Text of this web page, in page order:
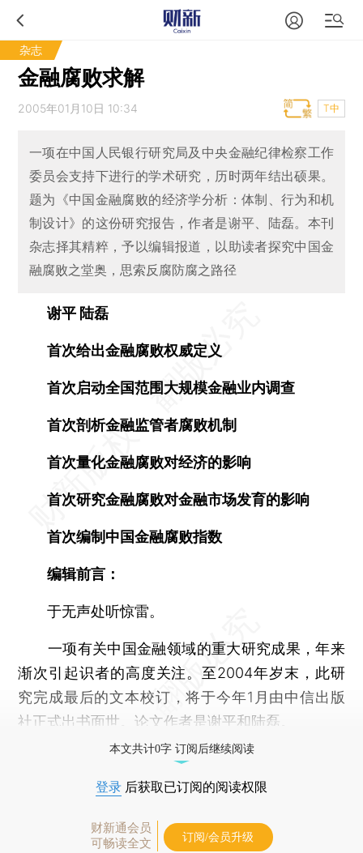
杂志
金融腐败求解
2005年01月10日 10:34 T中
一项在中国人民银行研究局及中央金融纪律检察工作
委员会支持下进行的学术研究，历时两年结出硕果。
题为《中国金融腐败的经济学分析：体制、行为和机
制设计》的这份研究报告，作者是谢平、陆磊。本刊
杂志择其精粹，予以编辑报道，以助读者探究中国金
融腐败之堂奥，思索反腐防腐之路径
谢平 陆磊
首次给出金融腐败权威定义
首次启动全国范围大规模金融业内调查
首次剖析金融监管者腐败机制
首次量化金融腐败对经济的影响
首次研究金融腐败对金融市场发育的影响
首次编制中国金融腐败指数
编辑前言：
于无声处听惊雷。
一项有关中国金融领域的重大研究成果，年来
渐次引起识者的高度关注。至2004年岁末，此研
究完成最后的文本校订，将于今年1月由中信出版
社正式出书面世。论文作者是谢平和陆磊。
本文共计0字 订阅后继续阅读
登录 后获取已订阅的阅读权限
财新通会员
可畅读全文
订阅/会员升级